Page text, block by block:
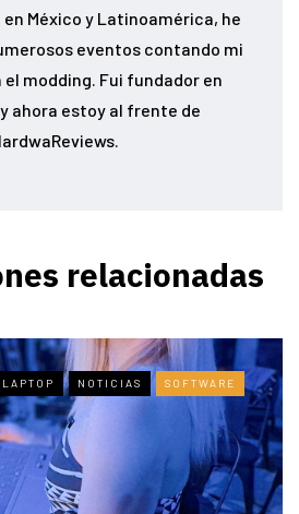
México y Latinoamérica, he
eventos contando mi
modding. Fui fundador en
y ahora estoy al frente de
relacionadas
LAPTOP NOTICIAS SOFTWARE